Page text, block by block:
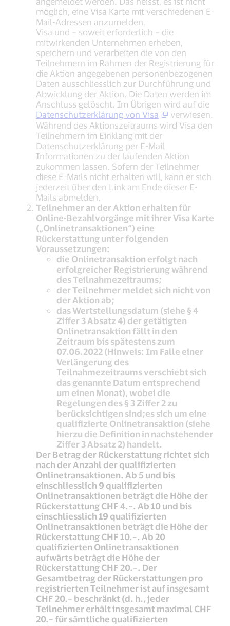
möglich, eine Visa Karte mit verschiedenen E-
Mail-Adressen anzumelden.
Visa und – soweit erforderlich – die
mitwirkenden Unternehmen erheben,
speichern und verarbeiten die von den
Teilnehmern im Rahmen der Registrierung für
die Aktion angegebenen personenbezogenen
Daten ausschliesslich zur Durchführung und
Abwicklung der Aktion. Die Daten werden im
Anschluss gelöscht. Im Übrigen wird auf die
Datenschutzerklärung von Visa
verwiesen.
Während des Aktionszeitraums wird Visa den
Teilnehmern im Einklang mit der
Datenschutzerklärung per E-Mail
Informationen zu der laufenden Aktion
zukommen lassen. Sofern der Teilnehmer
diese E-Mails nicht erhalten will, kann er sich
jederzeit über den Link am Ende dieser E-
Mails abmelden.
Teilnehmer an der Aktion erhalten für
Online-Bezahlvorgänge mit ihrer Visa Karte
(„Onlinetransaktionen“) eine
Rückerstattung unter folgenden
Voraussetzungen:
die Onlinetransaktion erfolgt nach
erfolgreicher Registrierung während
des Teilnahmezeitraums;
der Teilnehmer meldet sich nicht von
der Aktion ab;
das Wertstellungsdatum (siehe § 4
Ziffer 3 Absatz 4) der getätigten
Onlinetransaktion fällt in den
Zeitraum bis spätestens zum
07.06.2022 (Hinweis: Im Falle einer
Verlängerung des
Teilnahmezeitraums verschiebt sich
das genannte Datum entsprechend
um einen Monat), wobei die
Regelungen des § 3 Ziffer 2 zu
berücksichtigen sind;es sich um eine
qualifizierte Onlinetransaktion (siehe
hierzu die Definition in nachstehender
Ziffer 3 Absatz 2) handelt.
Der Betrag der Rückerstattung richtet sich
nach der Anzahl der qualifizierten
Onlinetransaktionen. Ab 5 und bis
einschliesslich 9 qualifizierten
Onlinetransaktionen beträgt die Höhe der
Rückerstattung CHF 4.–. Ab 10 und bis
einschliesslich 19 qualifizierten
Onlinetransaktionen beträgt die Höhe der
Rückerstattung CHF 10.–. Ab 20
qualifizierten Onlinetransaktionen
aufwärts beträgt die Höhe der
Rückerstattung CHF 20.–. Der
Gesamtbetrag der Rückerstattungen pro
registrierten Teilnehmer ist auf insgesamt
CHF 20.– beschränkt (d. h., jeder
Teilnehmer erhält insgesamt maximal CHF
20.– für sämtliche qualifizierten